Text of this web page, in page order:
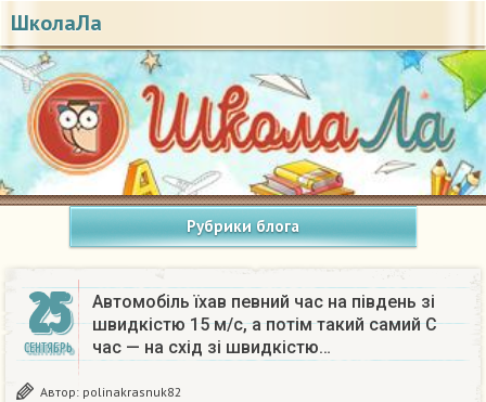
ШколаЛа
Рубрики блога
25
СЕНТЯБРЬ
Автомобіль їхав певний час на південь зі
швидкістю 15 м/c, а потім такий самий C
час — на схід зі швидкістю…
Автор: polinakrasnuk82